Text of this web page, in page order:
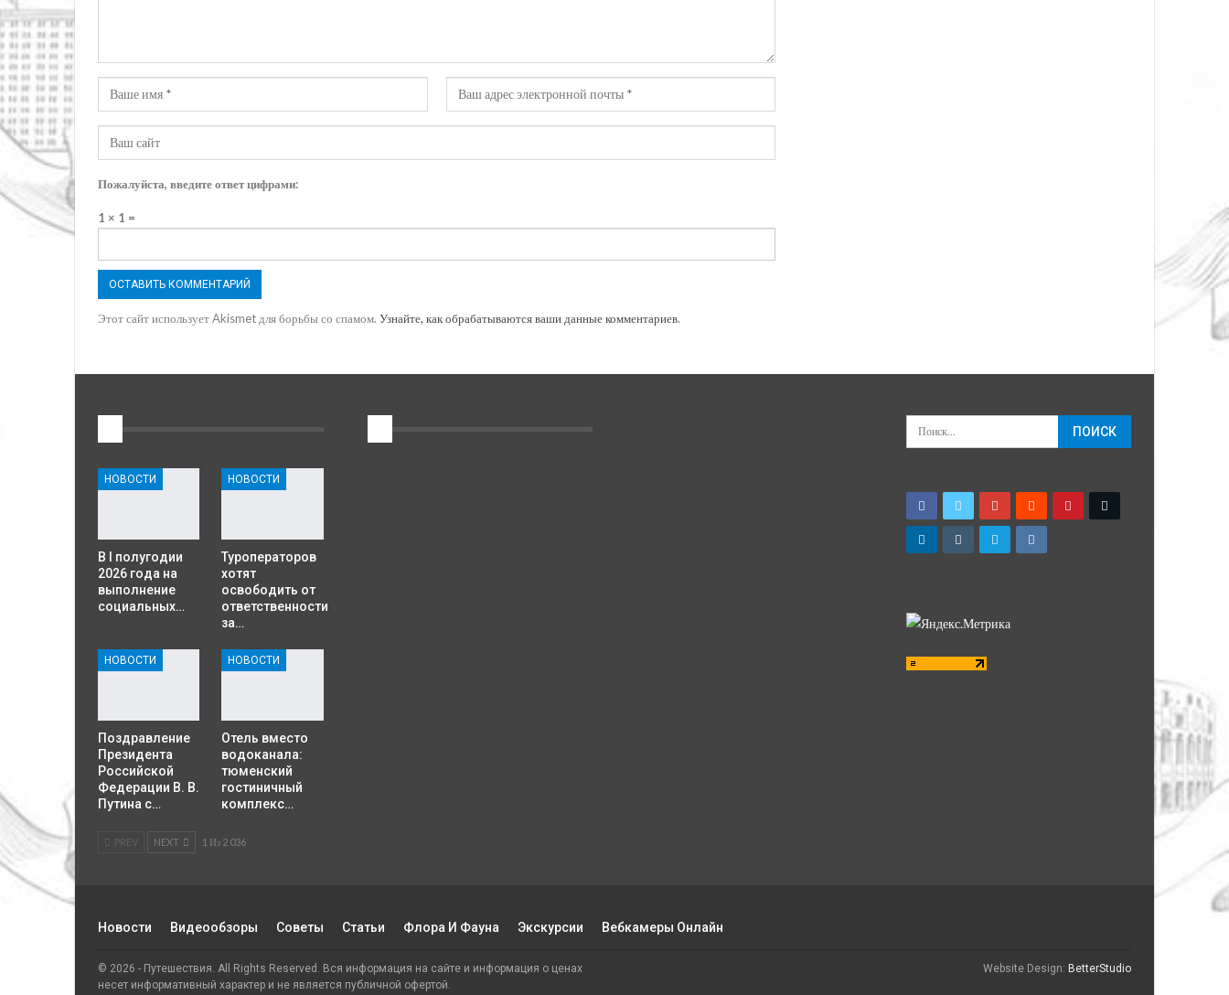
Пожалуйста, введите ответ цифрами:
1 × 1 =
Этот сайт использует Akismet для борьбы со спамом. Узнайте, как обрабатываются ваши данные комментариев.
НОВОСТИ
В I полугодии
2026 года на
выполнение
социальных…
НОВОСТИ
Туроператоров
хотят
освободить от
ответственности
за…
НОВОСТИ
Поздравление
Президента
Российской
Федерации В. В.
Путина с…
НОВОСТИ
Отель вместо
водоканала:
тюменский
гостиничный
комплекс…
PREV NEXT 1 Из 2 036
Новости Видеообзоры Советы Статьи Флора И Фауна Экскурсии Вебкамеры Онлайн
© 2026 - Путешествия. All Rights Reserved. Вся информация на сайте и информация о ценах
несет информативный характер и не является публичной офертой.
Website Design: BetterStudio